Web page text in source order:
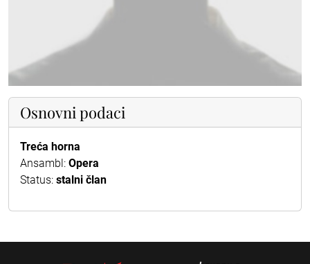
Osnovni podaci
Treća horna
Ansambl: Opera
Status: stalni član